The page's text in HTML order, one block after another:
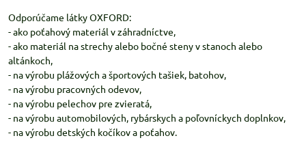
Odporúčame látky OXFORD:
- ako poťahový materiál v záhradníctve,
- ako materiál na strechy alebo bočné steny v stanoch alebo
altánkoch,
- na výrobu plážových a športových tašiek, batohov,
- na výrobu pracovných odevov,
- na výrobu pelechov pre zvieratá,
- na výrobu automobilových, rybárskych a poľovníckych doplnkov,
- na výrobu detských kočíkov a poťahov.